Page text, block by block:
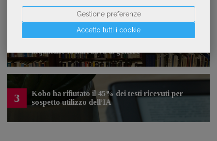
Accetto tutti i cookie
Gestione preferenze
Spammy, Low-quality, Over-Produced: cosa
inquinano la narrativa di genere
3
Kobo ha rifiutato il 45% dei testi ricevuti per
sospetto utilizzo dell’IA